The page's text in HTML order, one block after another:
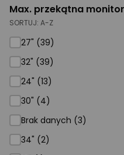
Max. przekątna
SORTUJ: A-Z
27" (39)
32" (39)
24" (13)
30" (4)
Brak danych (3)
34" (2)